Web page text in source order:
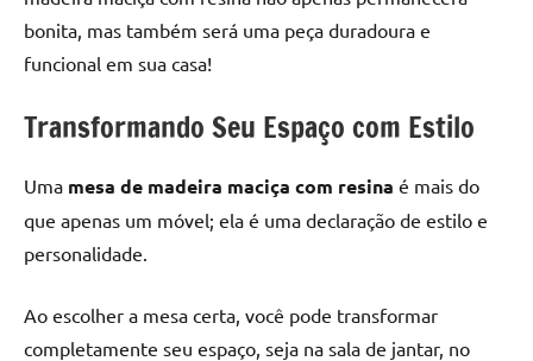
bonita, mas também será uma peça duradoura e
funcional em sua casa!
Transformando Seu Espaço com Estilo
Uma mesa de madeira maciça com resina é mais do
que apenas um móvel; ela é uma declaração de estilo e
personalidade.
Ao escolher a mesa certa, você pode transformar
completamente seu espaço, seja na sala de jantar, no